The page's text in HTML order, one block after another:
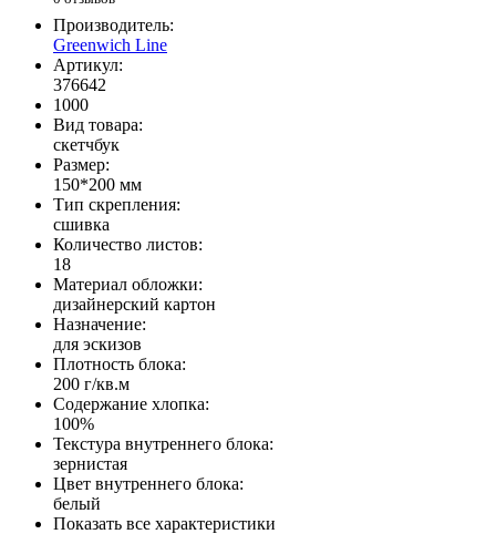
Производитель:
Greenwich Line
Артикул:
376642
1000
Вид товара:
скетчбук
Размер:
150*200 мм
Тип скрепления:
сшивка
Количество листов:
18
Материал обложки:
дизайнерский картон
Назначение:
для эскизов
Плотность блока:
200 г/кв.м
Содержание хлопка:
100%
Текстура внутреннего блока:
зернистая
Цвет внутреннего блока:
белый
Показать все характеристики